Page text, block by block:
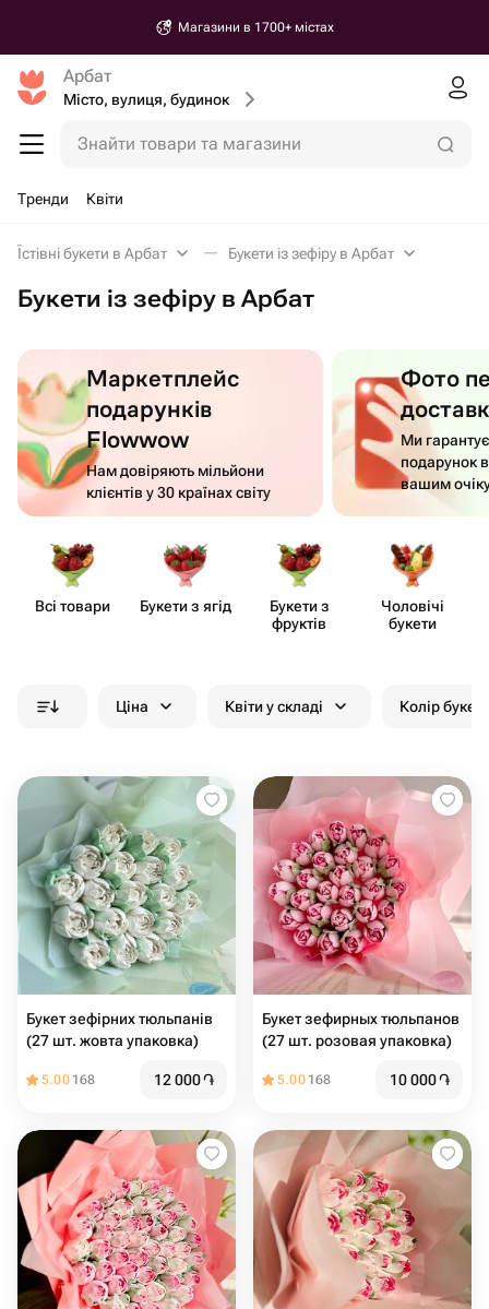
Магазини в 1700+ містах
Арбат
Місто, вулиця, будинок
Знайти товари та магазини
Тренди Квіти
Їстівні букети в Арбат Букети із зефіру в Арбат
Букети із зефіру в Арбат
Маркетплейс
подарунків
Flowwow
Нам довіряють мільйони
клієнтів у 30 країнах світу
Фото
Ми
подарунок
вашим
Всі товари Букети з ягід
Букети з
фруктів
Чоловічі
букети
Ціна Квіти у складі Колір
Букет зефірних тюльпанів
(27 шт. жовта упаковка)
5.00 168 12 000֏
Букет зефирных тюльпанов
(27 шт. розовая упаковка)
5.00 168 10 000֏